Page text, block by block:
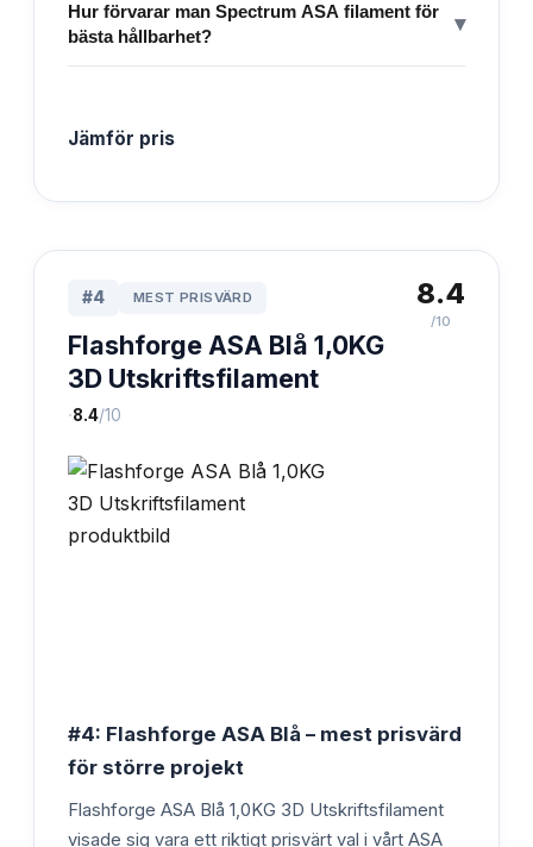
Hur förvarar man Spectrum ASA filament för
bästa hållbarhet?
▾
Jämför pris
#4 MEST PRISVÄRD
Flashforge ASA Blå 1,0KG
3D Utskriftsfilament
·8.4/10
8.4
/10
#4: Flashforge ASA Blå – mest prisvärd
för större projekt
Flashforge ASA Blå 1,0KG 3D Utskriftsfilament
visade sig vara ett riktigt prisvärt val i vårt ASA